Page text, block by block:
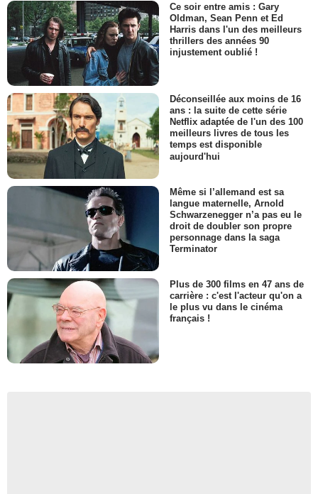
Ce soir entre amis : Gary
Oldman, Sean Penn et Ed
Harris dans l'un des meilleurs
thrillers des années 90
injustement oublié !
Déconseillée aux moins de 16
ans : la suite de cette série
Netflix adaptée de l'un des 100
meilleurs livres de tous les
temps est disponible
aujourd'hui
Même si l’allemand est sa
langue maternelle, Arnold
Schwarzenegger n’a pas eu le
droit de doubler son propre
personnage dans la saga
Terminator
Plus de 300 films en 47 ans de
carrière : c'est l'acteur qu'on a
le plus vu dans le cinéma
français !